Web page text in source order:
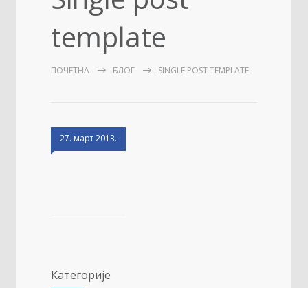
template
ПОЧЕТНА БЛОГ SINGLE POST TEMPLATE
27. март 2013.
Категорије